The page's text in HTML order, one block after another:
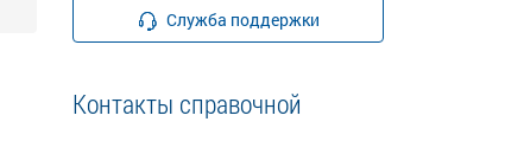
Служба поддержки
Контакты справочной